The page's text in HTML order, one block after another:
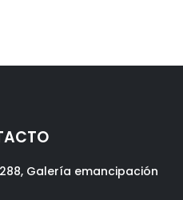
Galería emancipación